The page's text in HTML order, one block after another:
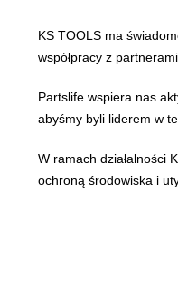
KS TOOLS ma
współpracy z
Partslife wspiera nas
abyśmy byli liderem w
W ramach działalności
ochroną środowiska i